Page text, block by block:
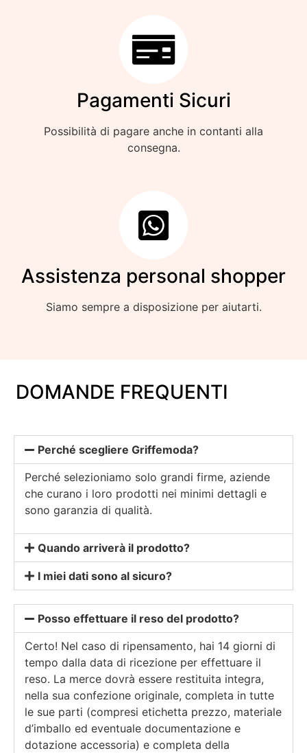
Pagamenti Sicuri
Possibilità di pagare anche in contanti alla
consegna.
Assistenza personal shopper
Siamo sempre a disposizione per aiutarti.
DOMANDE FREQUENTI
Perché scegliere Griffemoda?
Perché selezioniamo solo grandi firme, aziende
che curano i loro prodotti nei minimi dettagli e
sono garanzia di qualità.
Quando arriverà il prodotto?
I miei dati sono al sicuro?
Posso effettuare il reso del prodotto?
Certo! Nel caso di ripensamento, hai 14 giorni di
tempo dalla data di ricezione per effettuare il
reso. La merce dovrà essere restituita integra,
nella sua confezione originale, completa in tutte
le sue parti (compresi etichetta prezzo, materiale
d’imballo ed eventuale documentazione e
dotazione accessoria) e completa della